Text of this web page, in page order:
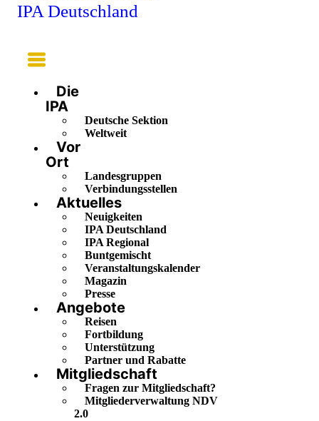
IPA Deutschland
Main
Menu
Die
IPA
Deutsche Sektion
Weltweit
Vor
Ort
Landesgruppen
Verbindungsstellen
Aktuelles
Neuigkeiten
IPA Deutschland
IPA Regional
Buntgemischt
Veranstaltungskalender
Magazin
Presse
Angebote
Reisen
Fortbildung
Unterstützung
Partner und Rabatte
Mitgliedschaft
Fragen zur Mitgliedschaft?
Mitgliederverwaltung NDV
2.0